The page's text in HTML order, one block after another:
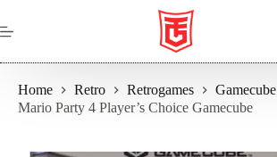
al
contenuto
Home Retro Retrogames
Gamecube
Mario Party 4 Player’s Choice Gamecube